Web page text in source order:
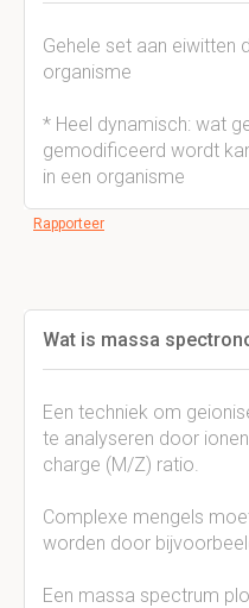
Gehele set aan eiwitten
organisme
* Heel dynamisch: wat
gemodificeerd wordt
in een organisme
Rapporteer
Wat is massa
Een techniek om
te analyseren door
charge (M/Z) ratio.
Complexe mengels
worden door
Een massa spectrum